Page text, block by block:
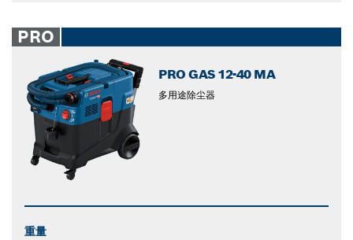
PRO
PRO GAS 12-40 MA
多用途除尘器
重量